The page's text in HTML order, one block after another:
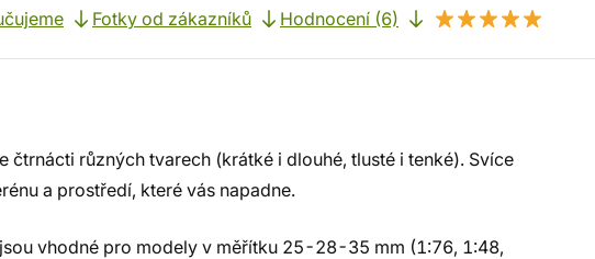
Fotky od zákazníků Hodnocení (6)
čtrnácti různých tvarech (krátké i dlouhé, tlusté i tenké). Svíce
a prostředí, které vás napadne.
vhodné pro modely v měřítku 25-28-35 mm (1:76, 1:48,